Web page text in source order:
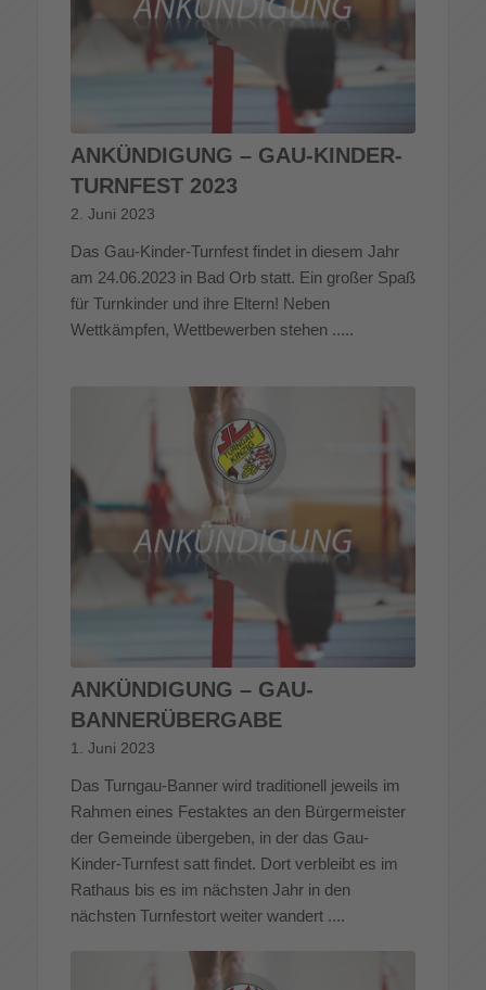
ANKÜNDIGUNG – GAU-KINDER-
TURNFEST 2023
2. Juni 2023
Das Gau-Kinder-Turnfest findet in diesem Jahr
am 24.06.2023 in Bad Orb statt. Ein großer Spaß
für Turnkinder und ihre Eltern! Neben
Wettkämpfen, Wettbewerben stehen .....
ANKÜNDIGUNG – GAU-
BANNERÜBERGABE
1. Juni 2023
Das Turngau-Banner wird traditionell jeweils im
Rahmen eines Festaktes an den Bürgermeister
der Gemeinde übergeben, in der das Gau-
Kinder-Turnfest satt findet. Dort verbleibt es im
Rathaus bis es im nächsten Jahr in den
nächsten Turnfestort weiter wandert ....